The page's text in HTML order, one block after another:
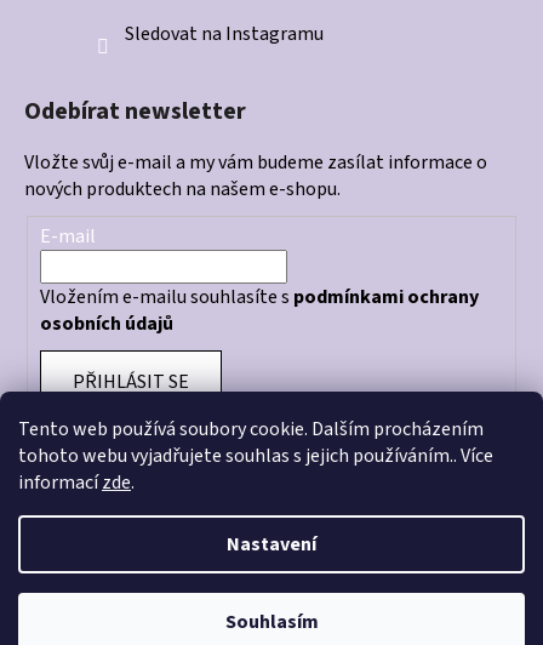
Tento web používá soubory cookie. Dalším procházením
tohoto webu vyjadřujete souhlas s jejich používáním.. Více
informacízde.
Nastavení
Souhlasím
Sledovat na Instagramu
Odebírat newsletter
Vložte svůj e-mail a my vám budeme zasílat informace o
nových produktech na našem e-shopu.
E-mail
Vložením e-mailu souhlasíte s podmínkami ochrany
osobních údajů
PŘIHLÁSIT SE
Otevírací doba prodejny: PO - PÁ 10:00 - 18:00
Vytvořil Shoptet